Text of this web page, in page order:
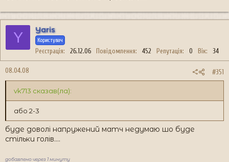
Y Yaris
Користувач
Реєстрація 26.12.06 Повідомлення 452 Репутація 0 Вік 34
08.04.08 #351
vk713 сказав(ла):
або 2-3
буде доволі напружений матч недумаю шо буде
стільки голів....
добавлено через 1 минуту